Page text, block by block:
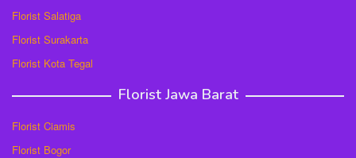
Florist Salatiga
Florist Surakarta
Florist Kota Tegal
Florist Jawa Barat
Florist Ciamis
Florist Bogor